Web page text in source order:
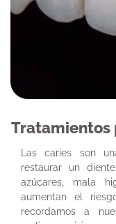
Tratamientos
Las caries son
restaurar un
azúcares, mala
aumentan el
recordamos a